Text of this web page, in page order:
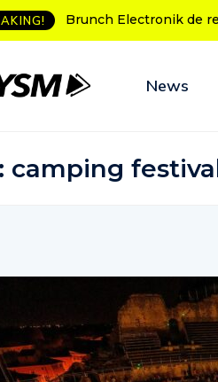
à BordeauxL’Amnesia Ibiza
programme des
News
camping